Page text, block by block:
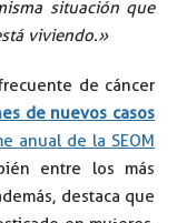
situación que
viviendo.»
de cáncer
de nuevos casos
anual de la SEOM
entre los más
destaca que